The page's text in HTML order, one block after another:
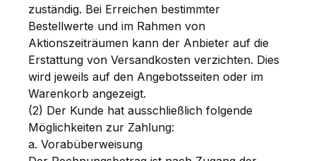
zuständig. Bei Erreichen bestimmter
Bestellwerte und im Rahmen von
Aktionszeiträumen kann der Anbieter auf die
Erstattung von Versandkosten verzichten. Dies
wird jeweils auf den Angebotsseiten oder im
Warenkorb angezeigt.
(2) Der Kunde hat ausschließlich folgende
Möglichkeiten zur Zahlung:
a. Vorabüberweisung